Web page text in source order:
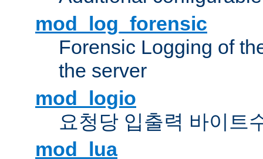
mod_log_forensic
Forensic Logging of
the server
mod_logio
요청당 입출력 바이트
mod_lua